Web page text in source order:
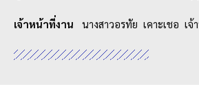
เจ้าหน้าที่งาน นางสาวอรทัย เคาะเชอ เจ้